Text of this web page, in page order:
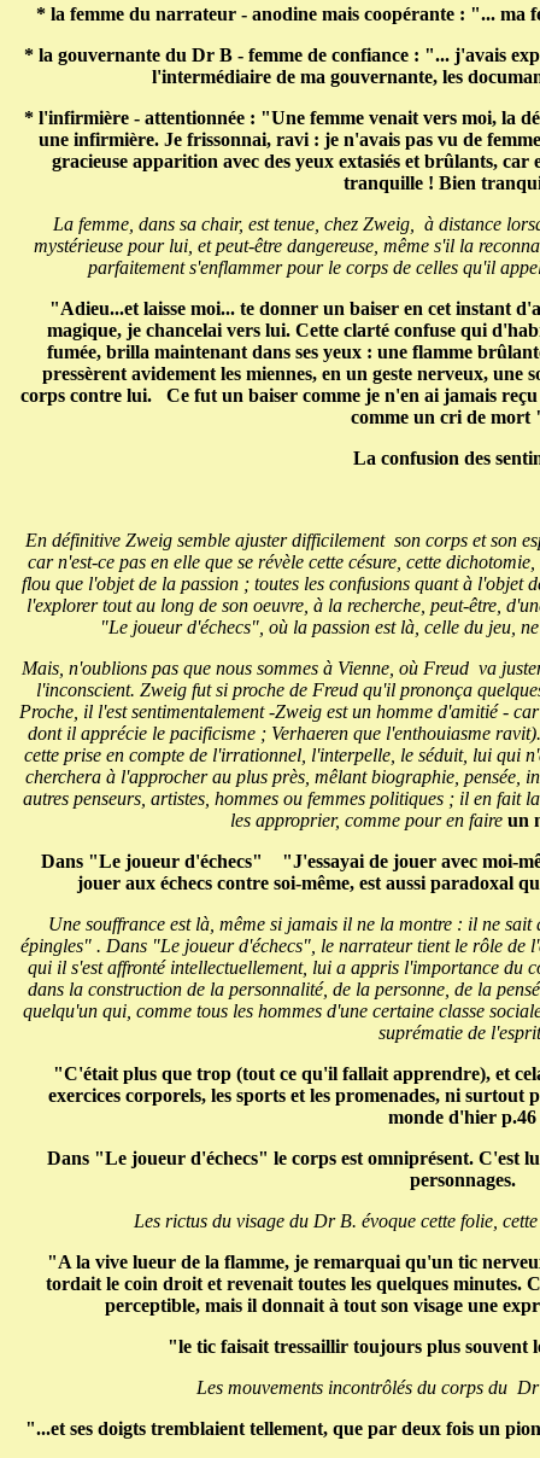
* la femme du narrateur - anodine mais coopérante : "... ma
* la gouvernante du Dr B - femme de confiance : "... j'avais
l'intermédiaire de ma gouvernante, les
* l'infirmière - attentionnée : "Une femme venait vers moi, la
une infirmière. Je frissonnai, ravi : je n'avais pas vu de
gracieuse apparition avec des yeux extasiés et brûlants, car
tranquille ! Bien
La femme, dans sa chair, est tenue, chez Zweig, à distance
mystérieuse pour lui, et peut-être dangereuse, même s'il la
parfaitement s'enflammer pour le corps de celles qu'il
"Adieu...et laisse moi... te donner un baiser en cet instant
magique, je chancelai vers lui. Cette clarté confuse qui
fumée, brilla maintenant dans ses yeux : une flamme
pressèrent avidement les miennes, en un geste nerveux, une
corps contre lui. Ce fut un baiser comme je n'en ai jamais reçu
comme un cri de
La confusion des
En définitive Zweig semble ajuster difficilement son corps et son
car n'est-ce pas en elle que se révèle cette césure, cette
flou que l'objet de la passion ; toutes les confusions quant à l'objet
l'explorer tout au long de son oeuvre, à la recherche, peut-être,
"Le joueur d'échecs", où la passion est là, celle du jeu,
Mais, n'oublions pas que nous sommes à Vienne, où Freud va
l'inconscient. Zweig fut si proche de Freud qu'il prononça
Proche, il l'est sentimentalement -Zweig est un homme d'amitié -
dont il apprécie le pacificisme ; Verhaeren que l'enthouiasme
cette prise en compte de l'irrationnel, l'interpelle, le séduit, lui qui
cherchera à l'approcher au plus près, mêlant biographie, pensée,
autres penseurs, artistes, hommes ou femmes politiques ; il en fait
les approprier, comme pour en faire un
Dans "Le joueur d'échecs" "J'essayai de jouer avec moi-
jouer aux échecs contre soi-même, est aussi paradoxal
Une souffrance est là, même si jamais il ne la montre : il ne
épingles" . Dans "Le joueur d'échecs", le narrateur tient le rôle de
qui il s'est affronté intellectuellement, lui a appris l'importance du
dans la construction de la personnalité, de la personne, de la
quelqu'un qui, comme tous les hommes d'une certaine classe
suprématie de
"C'était plus que trop (tout ce qu'il fallait apprendre), et
exercices corporels, les sports et les promenades, ni
monde d'hier p.46
Dans "Le joueur d'échecs" le corps est omniprésent. C'est
personnages.
Les rictus du visage du Dr B. évoque cette folie,
"A la vive lueur de la flamme, je remarquai qu'un tic
tordait le coin droit et revenait toutes les quelques minutes.
perceptible, mais il donnait à tout son visage une
"le tic faisait tressaillir toujours plus souvent
Les mouvements incontrôlés du corps du
"...et ses doigts tremblaient tellement, que par deux fois un